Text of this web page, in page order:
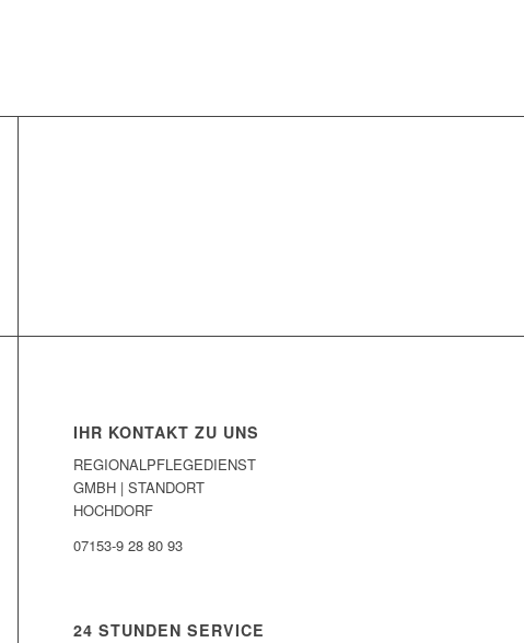
IHR KONTAKT ZU UNS
REGIONALPFLEGEDIENST
GMBH | STANDORT
HOCHDORF
07153-9 28 80 93
24 STUNDEN SERVICE